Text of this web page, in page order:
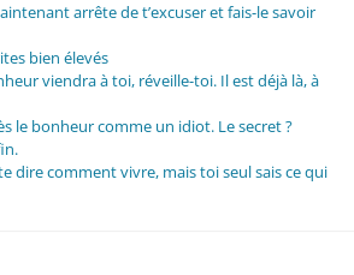
arrête de t’excuser et fais-le savoir
bien élevés
viendra à toi, réveille-toi. Il est déjà là, à
le bonheur comme un idiot. Le secret ?
dire comment vivre, mais toi seul sais ce qui